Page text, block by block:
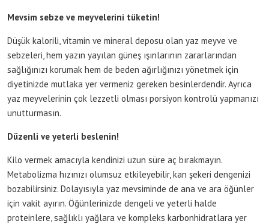
Mevsim sebze ve meyvelerini tüketin!
Düşük kalorili, vitamin ve mineral deposu olan yaz meyve ve
sebzeleri, hem yazın yayılan güneş ışınlarının zararlarından
sağlığınızı korumak hem de beden ağırlığınızı yönetmek için
diyetinizde mutlaka yer vermeniz gereken besinlerdendir. Ayrıca
yaz meyvelerinin çok lezzetli olması porsiyon kontrolü yapmanızı
unutturmasın.
Düzenli ve yeterli beslenin!
Kilo vermek amacıyla kendinizi uzun süre aç bırakmayın.
Metabolizma hızınızı olumsuz etkileyebilir, kan şekeri dengenizi
bozabilirsiniz. Dolayısıyla yaz mevsiminde de ana ve ara öğünler
için vakit ayırın. Öğünlerinizde dengeli ve yeterli halde
proteinlere, sağlıklı yağlara ve kompleks karbonhidratlara yer